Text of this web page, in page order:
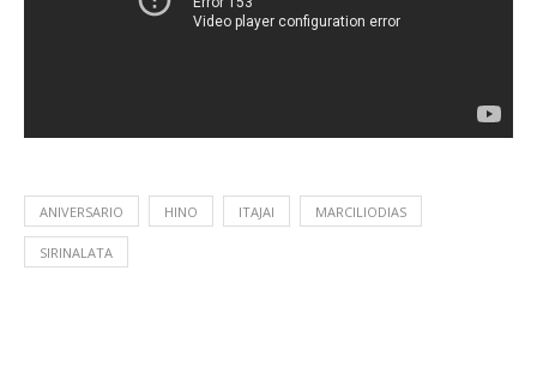
ANIVERSARIO HINO ITAJAI MARCILIODIAS
SIRINALATA